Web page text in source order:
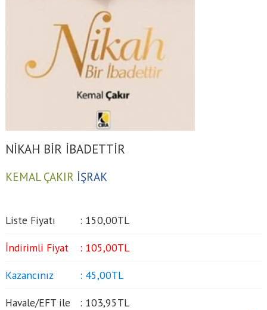
NİKAH BİR İBADETTİR
KEMAL ÇAKIR İŞRAK
Liste Fiyatı : 150,00TL
İndirimli Fiyat : 105,00TL
Kazancınız : 45,00TL
Havale/EFT ile : 103,95TL